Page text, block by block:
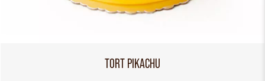
TORT PIKACHU